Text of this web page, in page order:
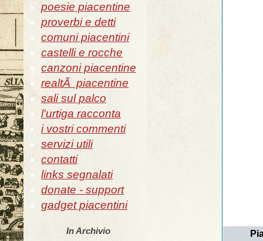
poesie piacentine
proverbi e detti
comuni piacentini
castelli e rocche
canzoni piacentine
realtÃ piacentine
sali sul palco
l'urtiga racconta
i vostri commenti
servizi utili
contatti
links segnalati
donate - support
gadget piacentini
In Archivio